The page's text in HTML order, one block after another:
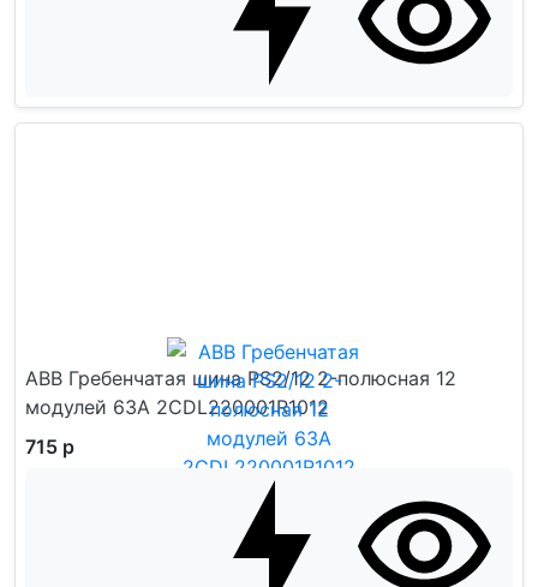
ABB Гребенчатая шина PS2/12 2-полюсная 12
модулей 63А 2CDL220001R1012
715 р